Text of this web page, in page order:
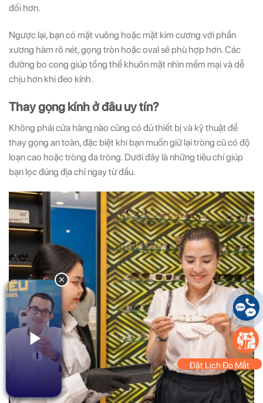
đối hơn.
Ngược lại, bạn có mặt vuông hoặc mặt kim cương với phần
xương hàm rõ nét, gọng tròn hoặc oval sẽ phù hợp hơn. Các
đường bo cong giúp tổng thể khuôn mặt nhìn mềm mại và dễ
chịu hơn khi đeo kính.
Thay gọng kính ở đâu uy tín?
Không phải cửa hàng nào cũng có đủ thiết bị và kỹ thuật để
thay gọng an toàn, đặc biệt khi bạn muốn giữ lại tròng cũ có độ
loạn cao hoặc tròng đa tròng. Dưới đây là những tiêu chí giúp
bạn lọc đúng địa chỉ ngay từ đầu.
Đặt Lịch Đo Mắt